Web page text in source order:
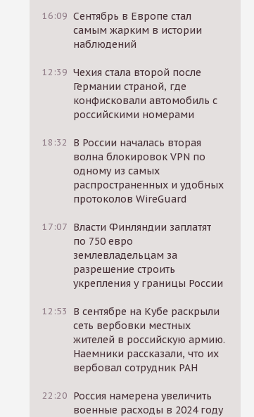
16:09 Сентябрь в Европе стал
самым жарким в истории
наблюдений
12:39 Чехия стала второй после
Германии страной, где
конфисковали автомобиль с
российскими номерами
18:32
В России началась вторая
волна блокировок VPN по
одному из самых
распространенных и удобных
протоколов WireGuard
17:07 Власти Финляндии заплатят
по 750 евро
землевладельцам за
разрешение строить
укрепления у границы России
12:53
В сентябре на Кубе раскрыли
сеть вербовки местных
жителей в российскую армию.
Наемники рассказали, что их
вербовал сотрудник РАН
22:20 Россия намерена увеличить
военные расходы в 2024 году